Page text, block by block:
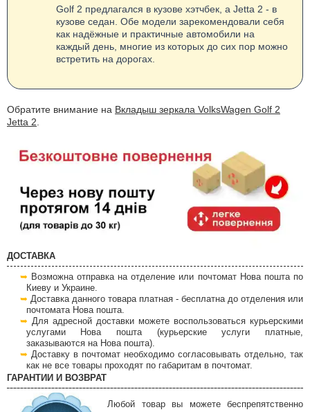
Golf 2 предлагался в кузове хэтчбек, а Jetta 2 - в
кузове седан. Обе модели зарекомендовали себя
как надёжные и практичные автомобили на
каждый день, многие из которых до сих пор можно
встретить на дорогах.
Обратите внимание на Вкладыш зеркала VolksWagen Golf 2
Jetta 2
ДОСТАВКА
Возможна отправка на отделение или почтомат Нова пошта по
Киеву и Украине.
Доставка данного товара платная - бесплатна до отделения или
почтомата Нова пошта.
Для адресной доставки можете воспользоваться курьерскими
услугами Нова пошта (курьерские услуги платные,
заказываются на Нова пошта).
Доставку в почтомат необходимо согласовывать отдельно, так
как не все товары проходят по габаритам в почтомат.
ГАРАНТИИ И ВОЗВРАТ
Любой товар вы можете беспрепятственно